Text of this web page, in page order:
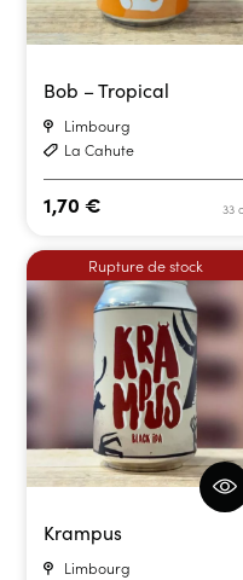
Bob – Tropical
Limbourg
La Cahute
33
1,70€
Rupture de stock
Krampus
Limbourg